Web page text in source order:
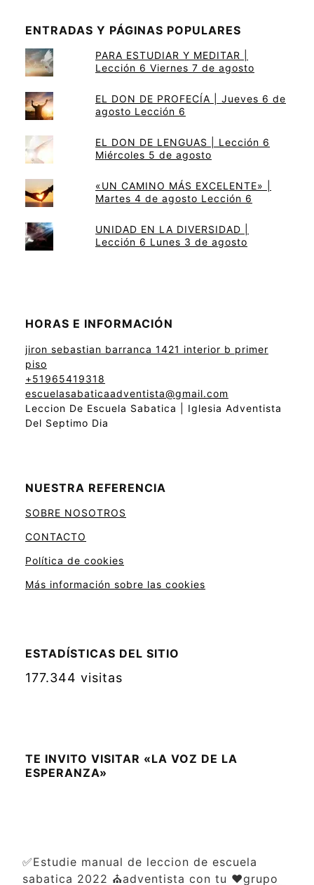
ENTRADAS Y PÁGINAS POPULARES
PARA ESTUDIAR Y MEDITAR |
Lección 6 Viernes 7 de agosto
EL DON DE PROFECÍA | Jueves 6 de
agosto Lección 6
EL DON DE LENGUAS | Lección 6
Miércoles 5 de agosto
«UN CAMINO MÁS EXCELENTE» |
Martes 4 de agosto Lección 6
UNIDAD EN LA DIVERSIDAD |
Lección 6 Lunes 3 de agosto
HORAS E INFORMACIÓN
jiron sebastian barranca 1421 interior b primer
piso
+51965419318
escuelasabaticaadventista@gmail.com
Leccion De Escuela Sabatica | Iglesia Adventista
Del Septimo Dia
NUESTRA REFERENCIA
SOBRE NOSOTROS
CONTACTO
Política de cookies
Más información sobre las cookies
ESTADÍSTICAS DEL SITIO
177.344 visitas
TE INVITO VISITAR «LA VOZ DE LA
ESPERANZA»
✅Estudie manual de leccion de escuela
sabatica 2022 ⛪adventista con tu ❤️grupo